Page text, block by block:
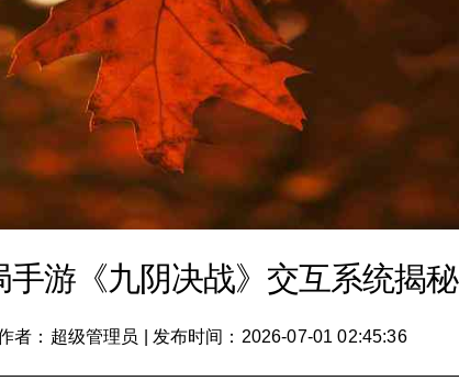
手游《九阴决战》交互系统揭秘
者：超级管理员 发布时间：2026-07-01 02:45:36